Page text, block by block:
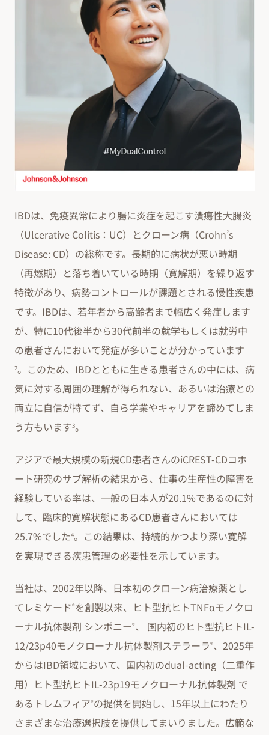
IBDは、免疫異常により腸に炎症を起こす潰瘍性大腸炎
（Ulcerative Colitis：UC）とクローン病（Crohn’s
Disease: CD）の総称です。長期的に病状が悪い時期
（再燃期）と落ち着いている時期（寛解期）を繰り返す
特徴があり、病勢コントロールが課題とされる慢性疾患
です。IBDは、若年者から高齢者まで幅広く発症します
が、特に10代後半から30代前半の就学もしくは就労中
の患者さんにおいて発症が多いことが分かっています
2。このため、IBDとともに生きる患者さんの中には、病
気に対する周囲の理解が得られない、あるいは治療との
両立に自信が持てず、自ら学業やキャリアを諦めてしま
う方もいます3。
アジアで最大規模の新規CD患者さんのiCREST-CDコホ
ート研究のサブ解析の結果から、仕事の生産性の障害を
経験している率は、一般の日本人が20.1%であるのに対
して、臨床的寛解状態にあるCD患者さんにおいては
25.7%でした4。この結果は、持続的かつより深い寛解
を実現できる疾患管理の必要性を示しています。
当社は、2002年以降、日本初のクローン病治療薬とし
てレミケード®を創製以来、ヒト型抗ヒトTNFαモノクロ
ーナル抗体製剤 シンポニー®、 国内初のヒト型抗ヒトIL-
12/23p40モノクローナル抗体製剤ステラーラ®、2025年
からはIBD領域において、国内初のdual-acting（二重作
用）ヒト型抗ヒトIL-23p19モノクローナル抗体製剤 で
あるトレムフィア®の提供を開始し、15年以上にわたり
さまざまな治療選択肢を提供してまいりました。広範な